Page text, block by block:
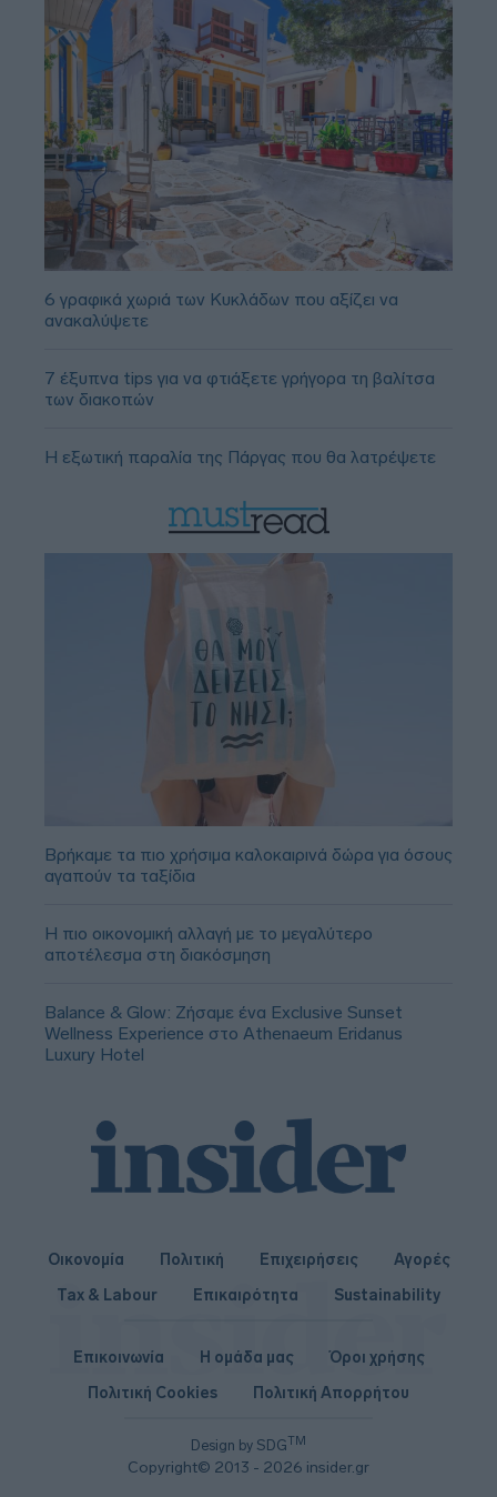
6 γραφικά χωριά των Κυκλάδων που αξίζει να
ανακαλύψετε
7 έξυπνα tips για να φτιάξετε γρήγορα τη βαλίτσα
των διακοπών
Η εξωτική παραλία της Πάργας που θα λατρέψετε
Βρήκαμε τα πιο χρήσιμα καλοκαιρινά δώρα για όσους
αγαπούν τα ταξίδια
Η πιο οικονομική αλλαγή με το μεγαλύτερο
αποτέλεσμα στη διακόσμηση
Balance & Glow: Ζήσαμε ένα Exclusive Sunset
Wellness Experience στο Athenaeum Eridanus
Luxury Hotel
Οικονομία Πολιτική Επιχειρήσεις
Αγορές
Tax & Labour
Επικαιρότητα Sustainability
Design by SDGTM
Copyright© 2013 - 2026 insider.gr
Επικοινωνία Η ομάδα μας
Όροι χρήσης
Πολιτική Cookies
Πολιτική Απορρήτου